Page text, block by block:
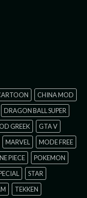
CHINA MOD
DRAGON BALL SUPER
GREEK
GTA V
MARVEL
MODE FREE
PIECE
POKEMON
STAR
TEKKEN